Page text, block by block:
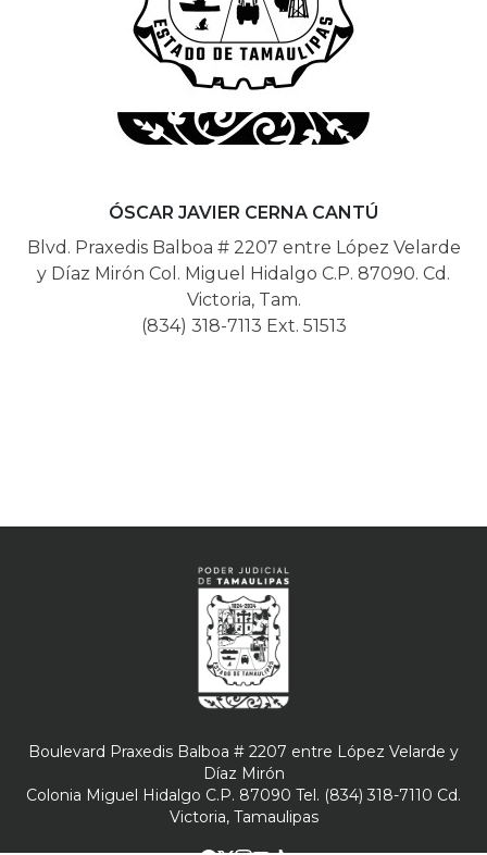
ÓSCAR JAVIER CERNA CANTÚ
Blvd. Praxedis Balboa # 2207 entre López Velarde
y Dí­az Mirón Col. Miguel Hidalgo C.P. 87090. Cd.
Victoria, Tam.
(834) 318-7113 Ext. 51513
Boulevard Praxedis Balboa # 2207 entre López Velarde y
Díaz Mirón
Colonia Miguel Hidalgo C.P. 87090 Tel. (834) 318-7110 Cd.
Victoria, Tamaulipas